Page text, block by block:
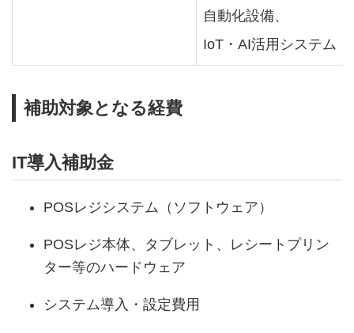
自動化設備、
IoT・AI活用システム
補助対象となる経費
IT導入補助金
POSレジシステム（ソフトウェア）
POSレジ本体、タブレット、レシートプリン
ター等のハードウェア
システム導入・設定費用